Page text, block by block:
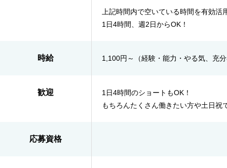
上記時間内で空いている時間を有効活
1日4時間、週2日からOK！
時給 1,100円～（経験・能力・やる気、充
歓迎
1日4時間のショートもOK！
もちろんたくさん働きたい方や土日
応募資格